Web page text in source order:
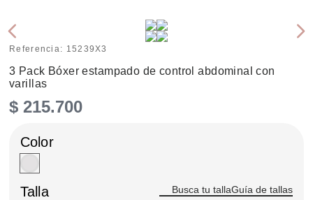
Referencia: 15239X3
3 Pack Bóxer estampado de control abdominal con
varillas
$ 215.700
Talla Guía de tallas